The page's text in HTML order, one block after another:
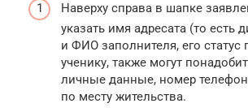
Наверху справа в шапке
указать имя адресата (то есть
и ФИО заполнителя, его
ученику, также могут
личные данные, номер
по месту жительства.